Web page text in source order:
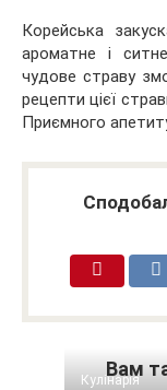
Корейська
ароматне і
чудове страву
рецепти цієї
Приємного
Вам
Кулінарія